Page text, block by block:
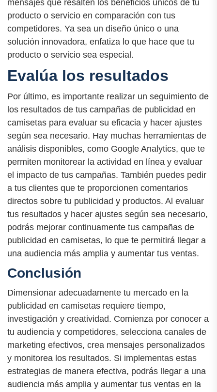
mensajes que resalten los beneficios únicos de tu
producto o servicio en comparación con tus
competidores. Ya sea un diseño único o una
solución innovadora, enfatiza lo que hace que tu
producto o servicio sea especial.
Evalúa los resultados
Por último, es importante realizar un seguimiento de
los resultados de tus campañas de publicidad en
camisetas para evaluar su eficacia y hacer ajustes
según sea necesario. Hay muchas herramientas de
análisis disponibles, como Google Analytics, que te
permiten monitorear la actividad en línea y evaluar
el impacto de tus campañas. También puedes pedir
a tus clientes que te proporcionen comentarios
directos sobre tu publicidad y productos. Al evaluar
tus resultados y hacer ajustes según sea necesario,
podrás mejorar continuamente tus campañas de
publicidad en camisetas, lo que te permitirá llegar a
una audiencia más amplia y aumentar tus ventas.
Conclusión
Dimensionar adecuadamente tu mercado en la
publicidad en camisetas requiere tiempo,
investigación y creatividad. Comienza por conocer a
tu audiencia y competidores, selecciona canales de
marketing efectivos, crea mensajes personalizados
y monitorea los resultados. Si implementas estas
estrategias de manera efectiva, podrás llegar a una
audiencia más amplia y aumentar tus ventas en la